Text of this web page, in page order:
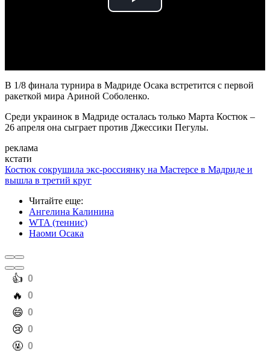
Play
В 1/8 финала турнира в Мадриде Осака встретится с первой
ракеткой мира Ариной Соболенко.
Среди украинок в Мадриде осталась только Марта Костюк –
26 апреля она сыграет против Джессики Пегулы.
реклама
кстати
Костюк сокрушила экс-россиянку на Мастерсе в Мадриде и
вышла в третий круг
Читайте еще:
Ангелина Калинина
WTA (теннис)
Наоми Осака
️👍 0
️🔥 0
️😄 0
️😢 0
️🤬 0